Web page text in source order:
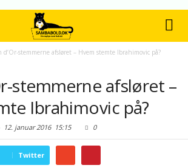
d’Or-stemmerne afsløret – Hvem stemte Ibrahimovic på?
stemmerne afsløret –
Ibrahimovic på?
12. januar 201615:15 0
Twitter